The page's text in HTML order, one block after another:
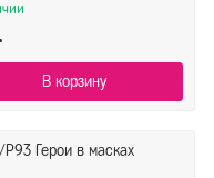
В корзину
Герои в масках